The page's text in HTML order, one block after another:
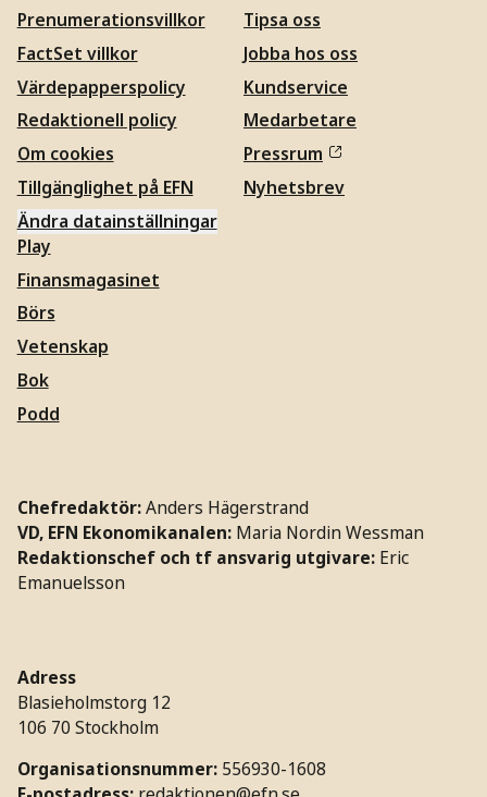
Prenumerationsvillkor
FactSet villkor
Värdepapperspolicy
Redaktionell policy
Om cookies
Tillgänglighet på EFN
Ändra datainställningar
Tipsa oss
Jobba hos oss
Kundservice
Medarbetare
Pressrum
Nyhetsbrev
Play
Finansmagasinet
Börs
Vetenskap
Bok
Podd
Chefredaktör:Anders Hägerstrand
VD, EFN Ekonomikanalen: Maria Nordin Wessman
Redaktionschef och tf ansvarig utgivare: Eric
Emanuelsson
Adress
Blasieholmstorg 12
106 70 Stockholm
Organisationsnummer: 556930-1608